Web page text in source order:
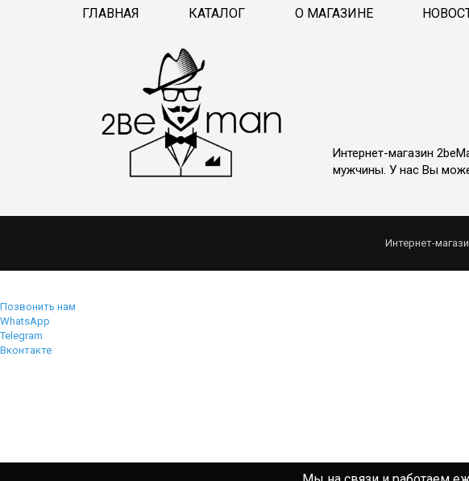
ГЛАВНАЯ КАТАЛОГ О МАГАЗИНЕ
Интернет-магазин
мужчины. У нас Вы
Интернет-
Позвонить нам
WhatsApp
Telegram
Вконтакте